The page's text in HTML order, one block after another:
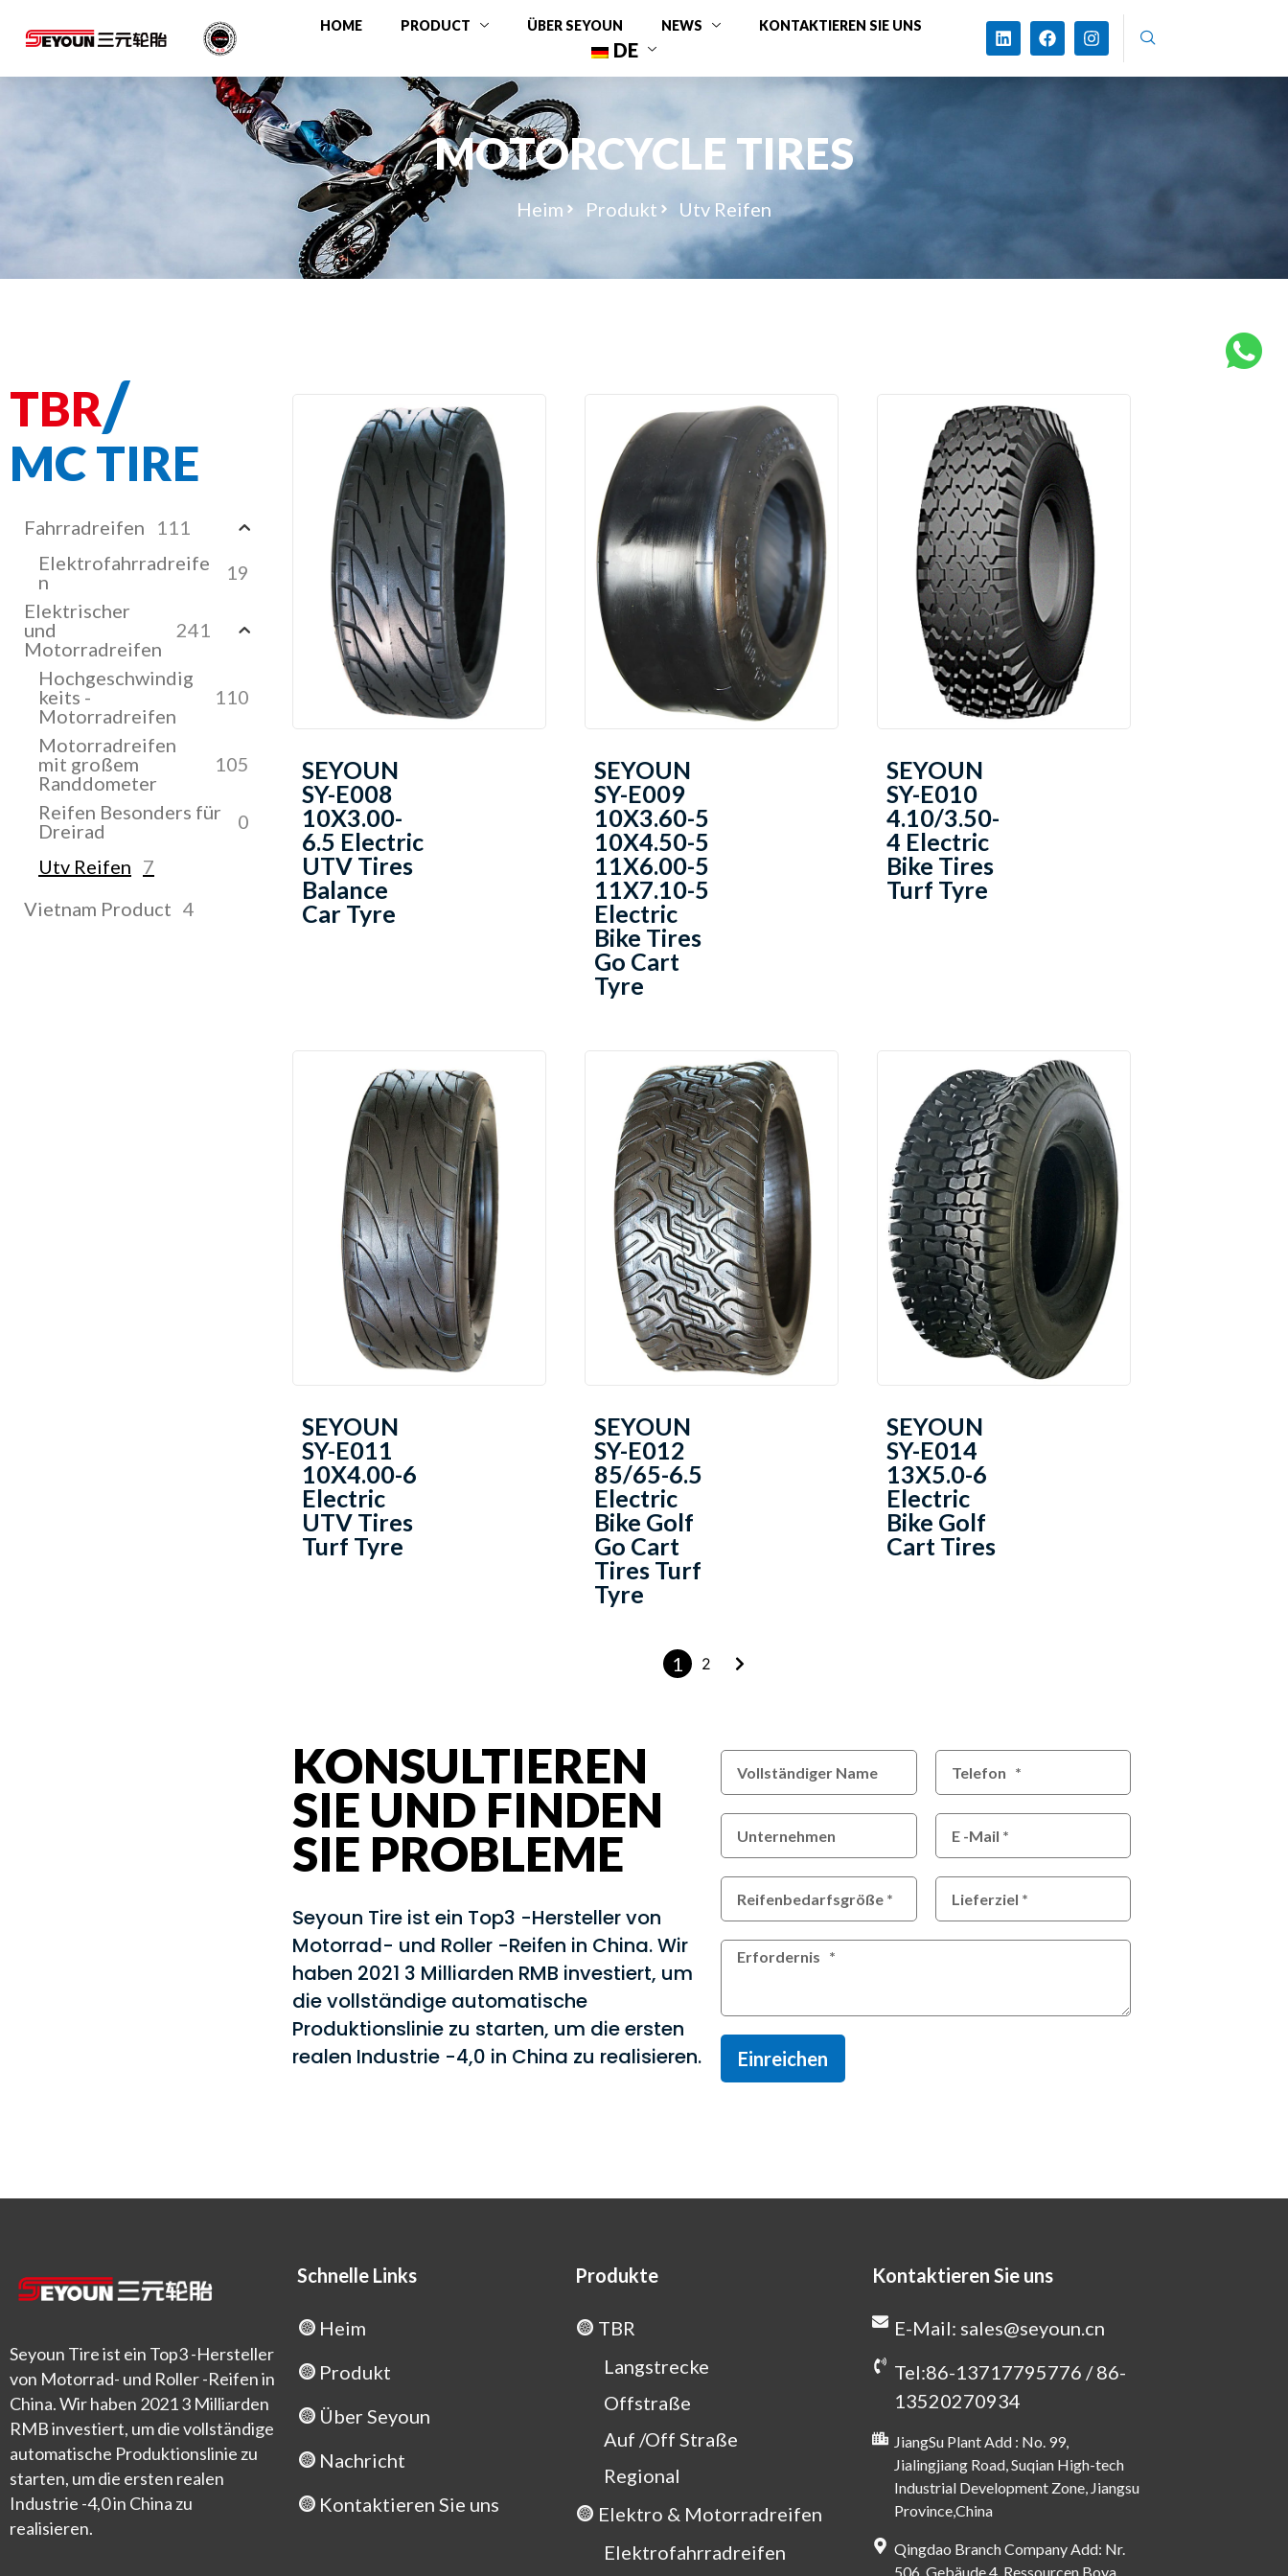
HOME PRODUCT ÜBER SEYOUN NEWS KONTAKTIEREN SIE UNS
DE
MOTORCYCLE TIRES
Heim Produkt Utv Reifen
TBR/
MC TIRE
Fahrradreifen
111
Elektrofahrradreife
n
19
Elektrischer
und
Motorradreifen
241
Hochgeschwindig
keits -
Motorradreifen
110
Motorradreifen
mit großem
Randdometer
105
Reifen Besonders für
Dreirad
0
Utv Reifen 7
Vietnam Product 4
SEYOUN
SY-E008
10X3.00-
6.5 Electric
UTV Tires
Balance
Car Tyre
SEYOUN
SY-E009
10X3.60-5
10X4.50-5
11X6.00-5
11X7.10-5
Electric
Bike Tires
Go Cart
Tyre
SEYOUN
SY-E010
4.10/3.50-
4 Electric
Bike Tires
Turf Tyre
SEYOUN
SY-E011
10X4.00-6
Electric
UTV Tires
Turf Tyre
SEYOUN
SY-E012
85/65-6.5
Electric
Bike Golf
Go Cart
Tires Turf
Tyre
SEYOUN
SY-E014
13X5.0-6
Electric
Bike Golf
Cart Tires
1 2
KONSULTIEREN
SIE UND FINDEN
SIE PROBLEME
Seyoun Tire ist ein Top3 -Hersteller von
Motorrad- und Roller -Reifen in China. Wir
haben 2021 3 Milliarden RMB investiert, um
die vollständige automatische
Produktionslinie zu starten, um die ersten
realen Industrie -4,0 in China zu realisieren.
Einreichen
Seyoun Tire ist ein Top3 -Hersteller
von Motorrad- und Roller -Reifen in
China. Wir haben 2021 3 Milliarden
RMB investiert, um die vollständige
automatische Produktionslinie zu
starten, um die ersten realen
Industrie -4,0 in China zu
realisieren.
Schnelle Links
Heim
Produkt
Über Seyoun
Nachricht
Kontaktieren Sie uns
Produkte
TBR
Langstrecke
Offstraße
Auf /Off Straße
Regional
Elektro & Motorradreifen
Elektrofahrradreifen
Kontaktieren Sie uns
E-Mail: sales@seyoun.cn
Tel:86-13717795776 / 86-
13520270934
JiangSu Plant Add : No. 99,
Jialingjiang Road, Suqian High-tech
Industrial Development Zone, Jiangsu
Province,China
Qingdao Branch Company Add: Nr.
506, Gebäude 4, Ressourcen Boya